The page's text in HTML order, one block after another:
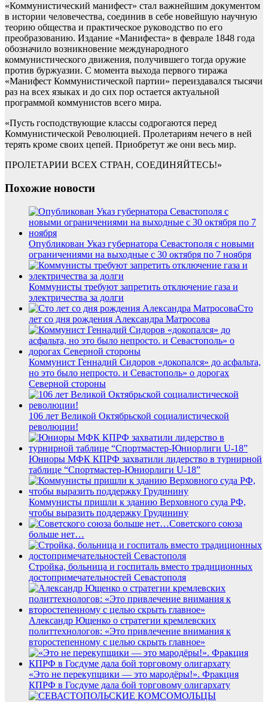
«Коммунистический манифест» стал важнейшим документом
в истории человечества, соединив в себе новейшую научную
теорию общества и практическое руководство по его
преобразованию. Издание «Манифеста» в феврале 1848 года
обозначило возникновение международного
коммунистического движения, получившего тогда оружие
против буржуазии. С момента выхода первого тиража
«Манифест Коммунистической партии» переиздавался тысячи
раз на всех языках и до сих пор остается актуальной
программой коммунистов всего мира.
«Пусть господствующие классы содрогаются перед
Коммунистической Революцией. Пролетариям нечего в ней
терять кроме своих цепей. Приобретут же они весь мир.
ПРОЛЕТАРИИ ВСЕХ СТРАН, СОЕДИНЯЙТЕСЬ!»
Похожие новости
Опубликован Указ губернатора Севастополя с новыми
ограничениями на выходные с 30 октября по 7 ноября
Коммунисты требуют запретить отключение газа и
электричества за долги
Сто
лет со дня рождения Александра Матросова
Коммунист Геннадий Сидоров «докопался» до асфальта,
но это было непросто. и Севастополь» о дорогах
Северной стороны
106 лет Великой Октябрьской социалистической
революции!
Юниоры МФК КПРФ захватили лидерство в турнирной
таблице “Спортмастер-Юниорлиги U-18”
Коммунисты пришли к зданию Верховного суда РФ,
чтобы выразить поддержку Грудинину
Советского союза
больше нет…
Стройка, больница и госпиталь вместо традиционных
достопримечательностей Севастополя
Александр Ющенко о стратегии кремлевских
политтехнологов: «Это привлечение внимания к
второстепенному с целью скрыть главное»
«Это не перекупщики — это мародёры!». Фракция
КПРФ в Госдуме дала бой торговому олигархату